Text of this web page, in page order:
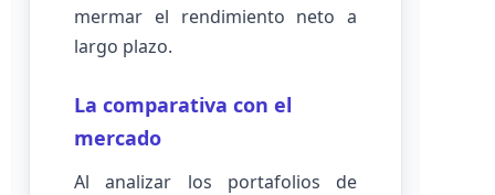
mermar el rendimiento neto a
largo plazo.
La comparativa con el
mercado
Al analizar los portafolios de